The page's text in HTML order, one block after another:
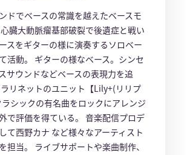
ドでベースの常識を越えたベースモ
臓大動脈瘤基部破裂で後遺症と戦い
スをギターの様に演奏するソロベー
活動。 ギターの様なベース。シンセ
サウンドなどベースの表現力を追
リネットのユニット【Lily+(リリプ
シックの有名曲をロックにアレンジ
で評価を得ている。 音楽配信プロデ
て西野カナ など様々なアーティスト
担当。 ライブサポートや楽曲制作、